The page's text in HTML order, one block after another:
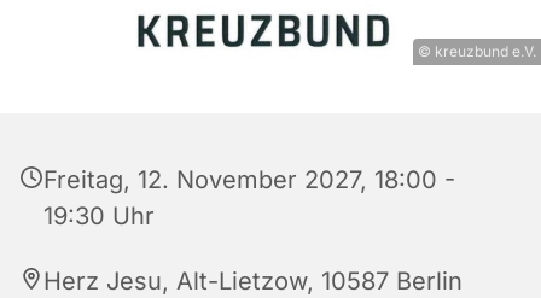
© kreuzbund e.V.
Freitag, 12. November 2027, 18:00 -
19:30 Uhr
Herz Jesu, Alt-Lietzow, 10587 Berlin